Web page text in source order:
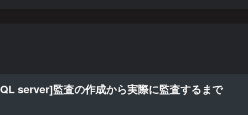
server]監査の作成から実際に監査するまで